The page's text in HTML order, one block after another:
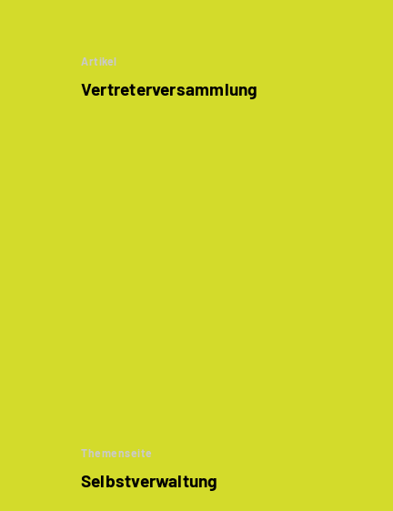
Artikel
Vertreterversammlung
Themenseite
Selbstverwaltung